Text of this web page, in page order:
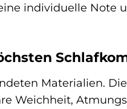
individuelle Note
Materialien.
Weichheit,